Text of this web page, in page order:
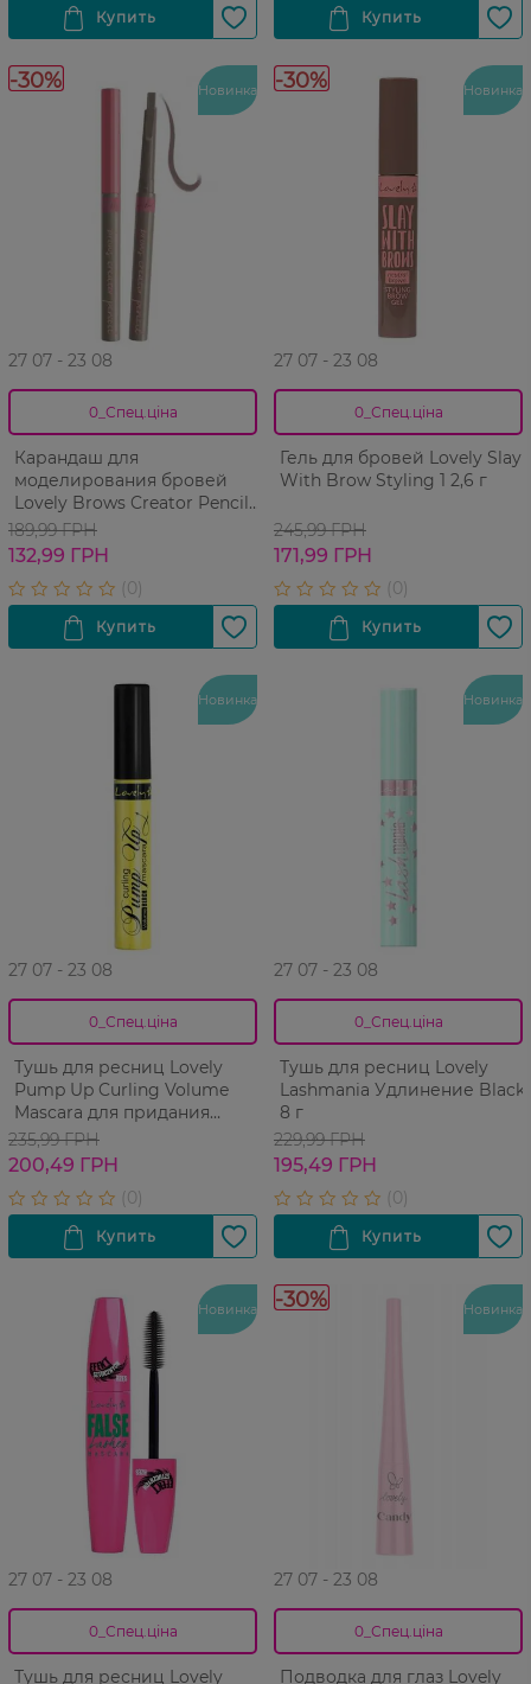
-30% Новинка
27 07 - 23 08
0_Спец.ціна
Карандаш для
моделирования бровей
Lovely Brows Creator Pencil
03 водостойкий 1 шт
189,99 ГРН
132,99 ГРН
-30% Новинка
27 07 - 23 08
0_Спец.ціна
Гель для бровей Lovely Slay
With Brow Styling 1 2,6 г
245,99 ГРН
171,99 ГРН
Новинка
27 07 - 23 08
0_Спец.ціна
Тушь для ресниц Lovely
Pump Up Curling Volume
Mascara для придания
объёма Deep Black 8 г
235,99 ГРН
200,49 ГРН
Новинка
27 07 - 23 08
0_Спец.ціна
Тушь для ресниц Lovely
Lashmania Удлинение Black
8 г
229,99 ГРН
195,49 ГРН
Новинка
27 07 - 23 08
0_Спец.ціна
Тушь для ресниц Lovely
-30% Новинка
27 07 - 23 08
0_Спец.ціна
Подводка для глаз Lovely